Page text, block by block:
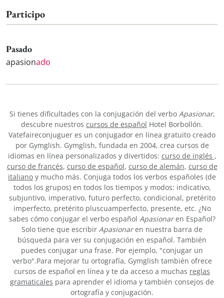
Participo
Pasado
apasionado
Si tienes dificultades con la conjugación del verbo Apasionar,
descubre nuestros cursos de español Hotel Borbollón.
Vatefaireconjuguer es un conjugador en línea gratuito creado
por Gymglish. Gymglish, fundada en 2004, crea cursos de
idiomas en línea personalizados y divertidos: curso de inglés ,
curso de francés, curso de español, curso de alemán, curso de
italiano y mucho más. Conjuga todos los verbos españoles (de
todos los grupos) en todos los tiempos y modos: indicativo,
subjuntivo, imperativo, futuro perfecto, condicional, pretérito
imperfecto, pretérito pluscuamperfecto, presente, etc. ¿No
sabes cómo conjugar el verbo español Apasionaren Español?
Solo tiene que escribir Apasionaren nuestra barra de
búsqueda para ver su conjugación en español. También
puedes conjugar una frase. Por ejemplo, "conjugar un
verbo".Para mejorar tu ortografía, Gymglish también ofrece
cursos de español en línea y te da acceso a muchas reglas
gramaticales para aprender el idioma y también consejos de
ortografía y conjugación.